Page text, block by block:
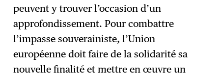
peuvent y trouver l’occasion d’un
approfondissement. Pour combattre
l’impasse souverainiste, l’Union
européenne doit faire de la solidarité sa
nouvelle finalité et mettre en œuvre un